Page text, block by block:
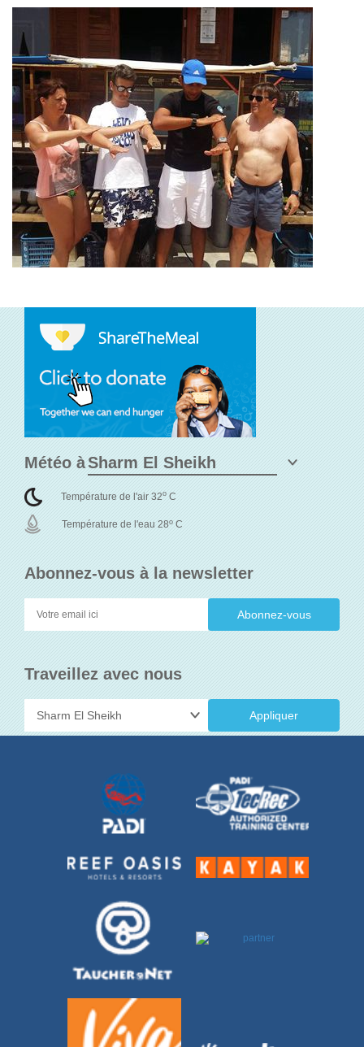
Abonnez-vous à la newsletter
Traveillez avec nous
Appliquer
Météo à
Température de l'air 32o C
Température de l'eau 28o C